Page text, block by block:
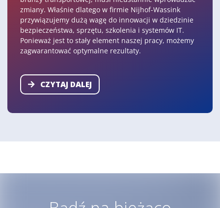
zmiany. Właśnie dlatego w firmie Nijhof-Wassink
przywiązujemy dużą wagę do innowacji w dziedzinie
bezpieczeństwa, sprzętu, szkolenia i systemów IT.
Ponieważ jest to stały element naszej pracy, możemy
zagwarantować optymalne rezultaty.
CZYTAJ DALEJ